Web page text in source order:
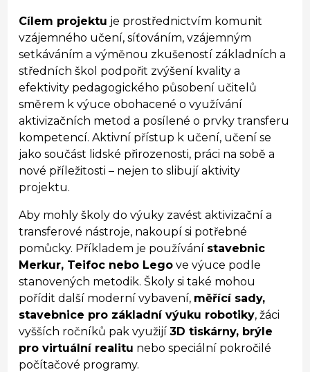
Cílem projektu je prostřednictvím komunit
vzájemného učení, síťováním, vzájemným
setkáváním a výměnou zkušeností základních a
středních škol podpořit zvýšení kvality a
efektivity pedagogického působení učitelů
směrem k výuce obohacené o využívání
aktivizačních metod a posílené o prvky transferu
kompetencí. Aktivní přístup k učení, učení se
jako součást lidské přirozenosti, práci na sobě a
nové příležitosti – nejen to slibují aktivity
projektu.
Aby mohly školy do výuky zavést aktivizační a
transferové nástroje, nakoupí si potřebné
pomůcky. Příkladem je používání stavebnic
Merkur, Teifoc nebo Lego ve výuce podle
stanovených metodik. Školy si také mohou
pořídit další moderní vybavení, měřící sady,
stavebnice pro základní výuku robotiky, žáci
vyšších ročníků pak využijí3D tiskárny, brýle
pro virtuální realitu nebo speciální pokročilé
počítačové programy.